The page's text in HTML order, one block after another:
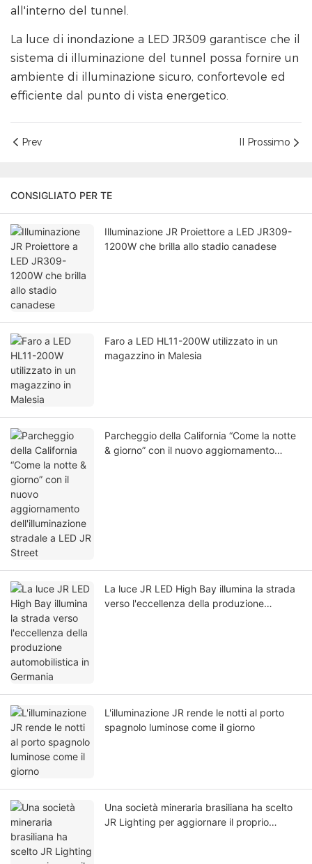
all'interno del tunnel.
La luce di inondazione a LED JR309 garantisce che il
sistema di illuminazione del tunnel possa fornire un
ambiente di illuminazione sicuro, confortevole ed
efficiente dal punto di vista energetico.
Prev Il Prossimo
CONSIGLIATO PER TE
Illuminazione JR Proiettore a LED JR309-
1200W che brilla allo stadio canadese
Faro a LED HL11-200W utilizzato in un
magazzino in Malesia
Parcheggio della California “Come la notte
& giorno” con il nuovo aggiornamento
La luce JR LED High Bay illumina la strada
verso l'eccellenza della produzione
L'illuminazione JR rende le notti al porto
spagnolo luminose come il giorno
Una società mineraria brasiliana ha scelto
JR Lighting per aggiornare il proprio